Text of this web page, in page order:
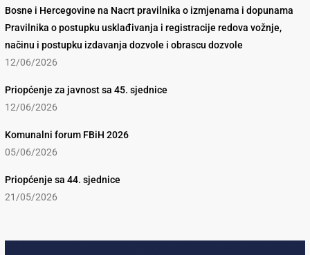
Bosne i Hercegovine na Nacrt pravilnika o izmjenama i dopunama
Pravilnika o postupku usklađivanja i registracije redova vožnje,
načinu i postupku izdavanja dozvole i obrascu dozvole
12/06/2026
Priopćenje za javnost sa 45. sjednice
12/06/2026
Komunalni forum FBiH 2026
05/06/2026
Priopćenje sa 44. sjednice
21/05/2026